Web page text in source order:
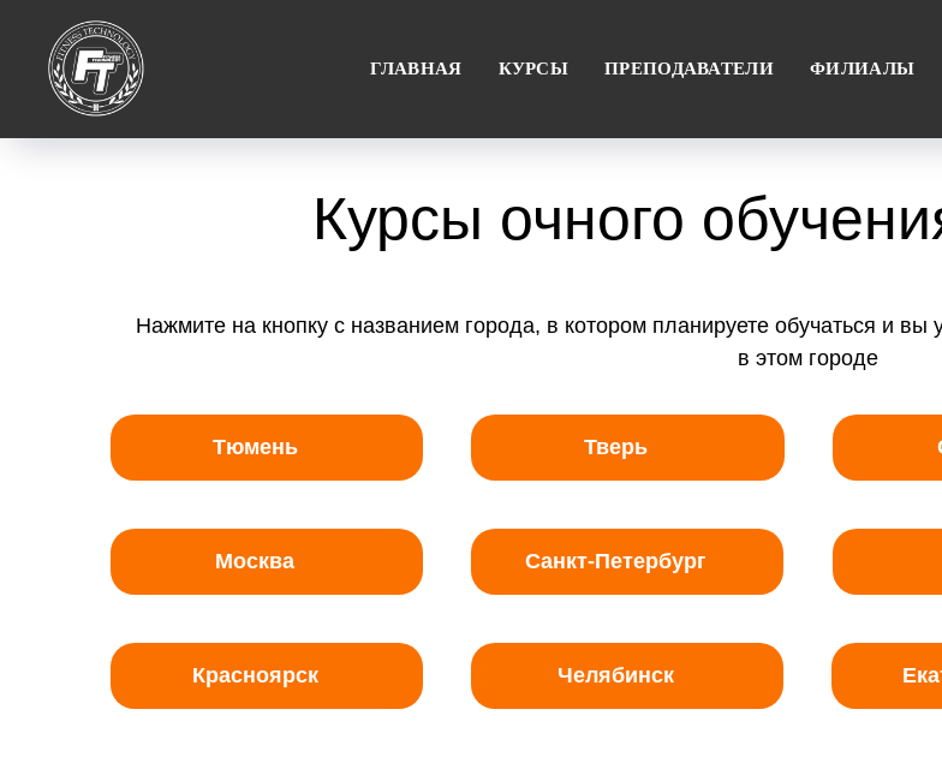
ГЛАВНАЯ КУРСЫ ПРЕПОДАВАТЕЛИ ФИЛИАЛЫ
Санкт-Петербург
Москва
Челябинск
Красноярск
Тверь
Тюмень
Курсы очного
Нажмите на кнопку с названием города, в котором планируете обучаться и
в этом городе